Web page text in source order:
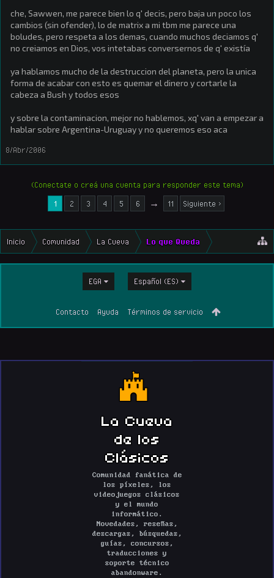
che, Sawwen, me parece bien lo q' decis, pero baja un poco los
cambios (sin ofender), lo de matrix a mi tbm me parece una
boludes, pero respeta a los demas, cuando muchos deciamos q'
no creiamos en Dios, vos intetabas conversernos de q' existía
ya hablamos mucho de la destruccion del planeta, pero la unica
forma de acabar con esto es quemar el dinero y cortarle la
cabeza a Bush y todos esos
y sobre la contaminacion, mejor no hablemos, xq' van a empezar a
hablar sobre Argentina-Uruguay y no queremos eso aca
8/Abr/2006
(Conectate o creá una cuenta para responder este tema)
1
2 3 4 5 6 → 11 Siguiente >
Inicio Comunidad La Cueva Lo que Queda
EGA Español (ES)
Contacto Ayuda Términos de servicio
La Cueva
de los
Clásicos
Comunidad fanática de
los píxeles, los
videojuegos clásicos
y el mundo
informático.
Novedades, reseñas,
descargas, búsquedas,
guías, concursos,
traducciones y
soporte técnico
abandonware.